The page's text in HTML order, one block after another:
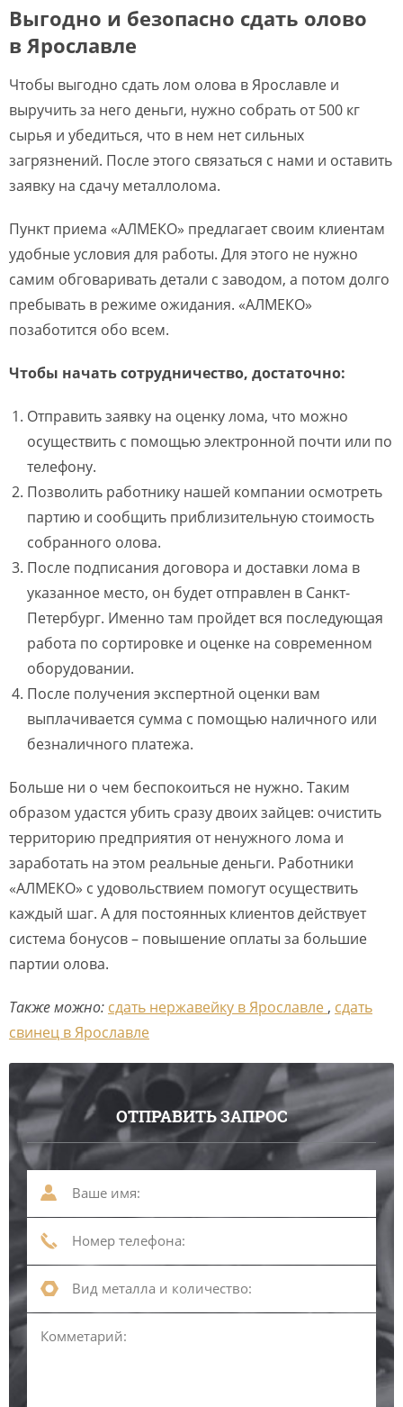
Выгодно и безопасно сдать олово
в Ярославле
Чтобы выгодно сдать лом олова в Ярославле и
выручить за него деньги, нужно собрать от 500 кг
сырья и убедиться, что в нем нет сильных
загрязнений. После этого связаться с нами и оставить
заявку на сдачу металлолома.
Пункт приема «АЛМЕКО» предлагает своим клиентам
удобные условия для работы. Для этого не нужно
самим обговаривать детали с заводом, а потом долго
пребывать в режиме ожидания. «АЛМЕКО»
позаботится обо всем.
Чтобы начать сотрудничество, достаточно:
Отправить заявку на оценку лома, что можно
осуществить с помощью электронной почти или по
телефону.
Позволить работнику нашей компании осмотреть
партию и сообщить приблизительную стоимость
собранного олова.
После подписания договора и доставки лома в
указанное место, он будет отправлен в Санкт-
Петербург. Именно там пройдет вся последующая
работа по сортировке и оценке на современном
оборудовании.
После получения экспертной оценки вам
выплачивается сумма с помощью наличного или
безналичного платежа.
Больше ни о чем беспокоиться не нужно. Таким
образом удастся убить сразу двоих зайцев: очистить
территорию предприятия от ненужного лома и
заработать на этом реальные деньги. Работники
«АЛМЕКО» с удовольствием помогут осуществить
каждый шаг. А для постоянных клиентов действует
система бонусов – повышение оплаты за большие
партии олова.
Также можно: сдать нержавейку в Ярославле , сдать
свинец в Ярославле
ОТПРАВИТЬ ЗАПРОС